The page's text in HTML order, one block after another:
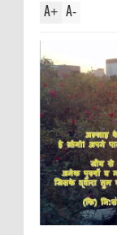
A+ A-